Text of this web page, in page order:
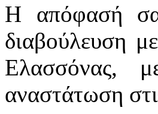
Η απόφασή
διαβούλευση
Ελασσόνας,
αναστάτωση